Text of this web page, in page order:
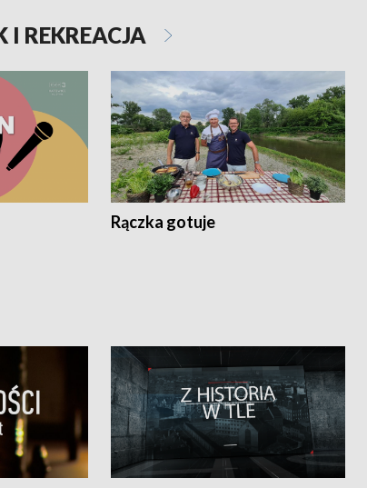
I REKREACJA
Rączka gotuje